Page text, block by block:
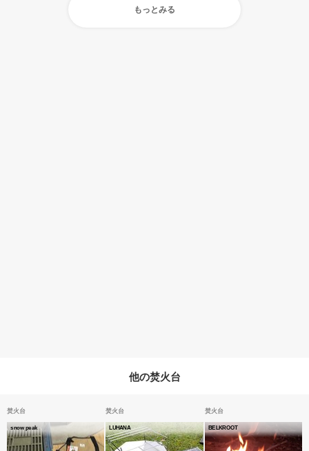
もっとみる
他の焚火台
焚火台
snow peak
焚火台
LUHANA
焚火台
BELKROOT